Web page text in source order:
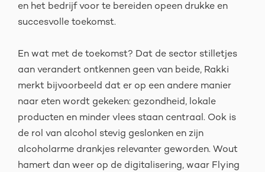
en het bedrijf voor te bereiden opeen drukke en
succesvolle toekomst.
En wat met de toekomst? Dat de sector stilletjes
aan verandert ontkennen geen van beide, Rakki
merkt bijvoorbeeld dat er op een andere manier
naar eten wordt gekeken: gezondheid, lokale
producten en minder vlees staan centraal. Ook is
de rol van alcohol stevig geslonken en zijn
alcoholarme drankjes relevanter geworden. Wout
hamert dan weer op de digitalisering, waar Flying